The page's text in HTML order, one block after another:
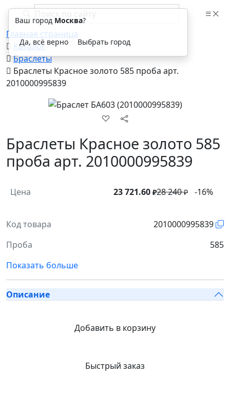
Главная страница
Каталог
Браслеты
Браслеты Красное золото 585 проба арт.
2010000995839
Браслеты Красное золото 585
проба арт. 2010000995839
Цена 23 721.60 ₽28 240₽ -16%
Код товара
2010000995839
Проба
585
Показать больше
Описание
Добавить в корзину
Быстрый заказ
Ваш город Москва?
Да, всё верно Выбрать город